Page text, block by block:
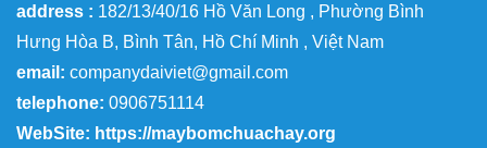
address : 182/13/40/16 Hồ Văn Long , Phường Bình
Hưng Hòa B, Bình Tân, Hồ Chí Minh , Việt Nam
email: companydaiviet@gmail.com
telephone: 0906751114
WebSite: https://maybomchuachay.org